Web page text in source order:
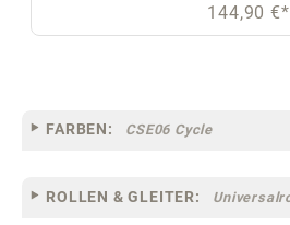
144,90 €*
FARBEN: CSE06 Cycle
ROLLEN & GLEITER: